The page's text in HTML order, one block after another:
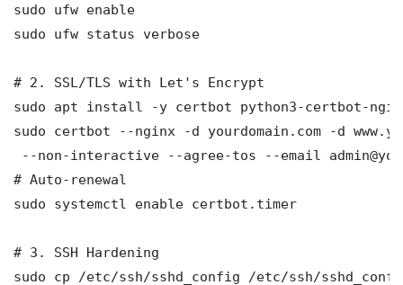
sudo ufw enable
sudo ufw status verbose
# 2. SSL/TLS with Let's Encrypt
sudo apt install -y certbot python3-certbot-
sudo certbot --nginx -d yourdomain.com -d
--non-interactive --agree-tos --email
# Auto-renewal
sudo systemctl enable certbot.timer
# 3. SSH Hardening
sudo cp /etc/ssh/sshd_config /etc/ssh/